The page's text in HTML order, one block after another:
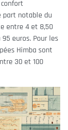
part notable du
entre 4 et 8,50
euros. Pour les
Himba sont
30 et 100